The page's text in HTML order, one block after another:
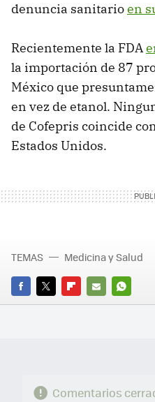
denuncia sanitarioen
Recientemente la FDA
la importación de 87
México que
en vez de etanol.
de Cofepris coincide
Estados Unidos.
FACEBOOK
TWITTERFLIPBOARD
E-
TEMAS Medicina y Salud
Comentarios